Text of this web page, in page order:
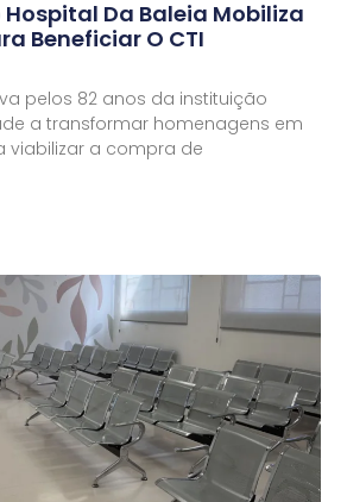
Da Baleia Mobiliza
Beneficiar O CTI
pelos 82 anos da instituição
a transformar homenagens em
viabilizar a compra de